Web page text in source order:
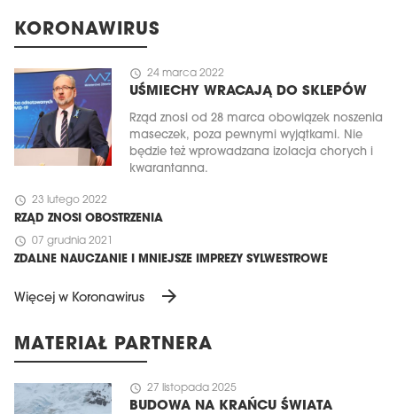
KORONAWIRUS
schedule 24 marca 2022
UŚMIECHY WRACAJĄ DO SKLEPÓW
Rząd znosi od 28 marca obowiązek noszenia
maseczek, poza pewnymi wyjątkami. Nie
będzie też wprowadzana izolacja chorych i
kwarantanna.
schedule 23 lutego 2022
RZĄD ZNOSI OBOSTRZENIA
schedule 07 grudnia 2021
ZDALNE NAUCZANIE I MNIEJSZE IMPREZY SYLWESTROWE
Więcej w Koronawirus arrow_forward
MATERIAŁ PARTNERA
schedule 27 listopada 2025
BUDOWA NA KRAŃCU ŚWIATA